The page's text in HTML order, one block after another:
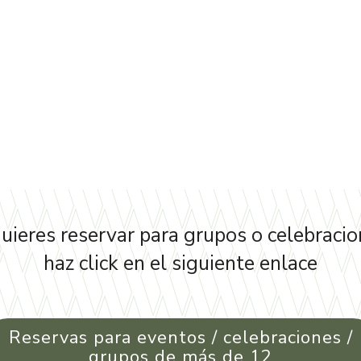
reservar para grupos o
haz click en el siguiente enlace
Reservas para eventos / celebraciones /